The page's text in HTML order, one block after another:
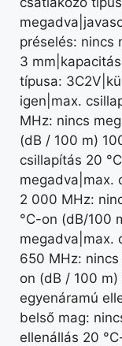
préselés: nincs
3
típusa:
igen|max.
MHz: nincs
(dB / 100 m)
csillapítás 20
megadva|max.
2 000 MHz:
°C-on (dB/100
megadva|max.
650 MHz:
on (dB / 100
egyenáramú
belső mag:
ellenállás 20